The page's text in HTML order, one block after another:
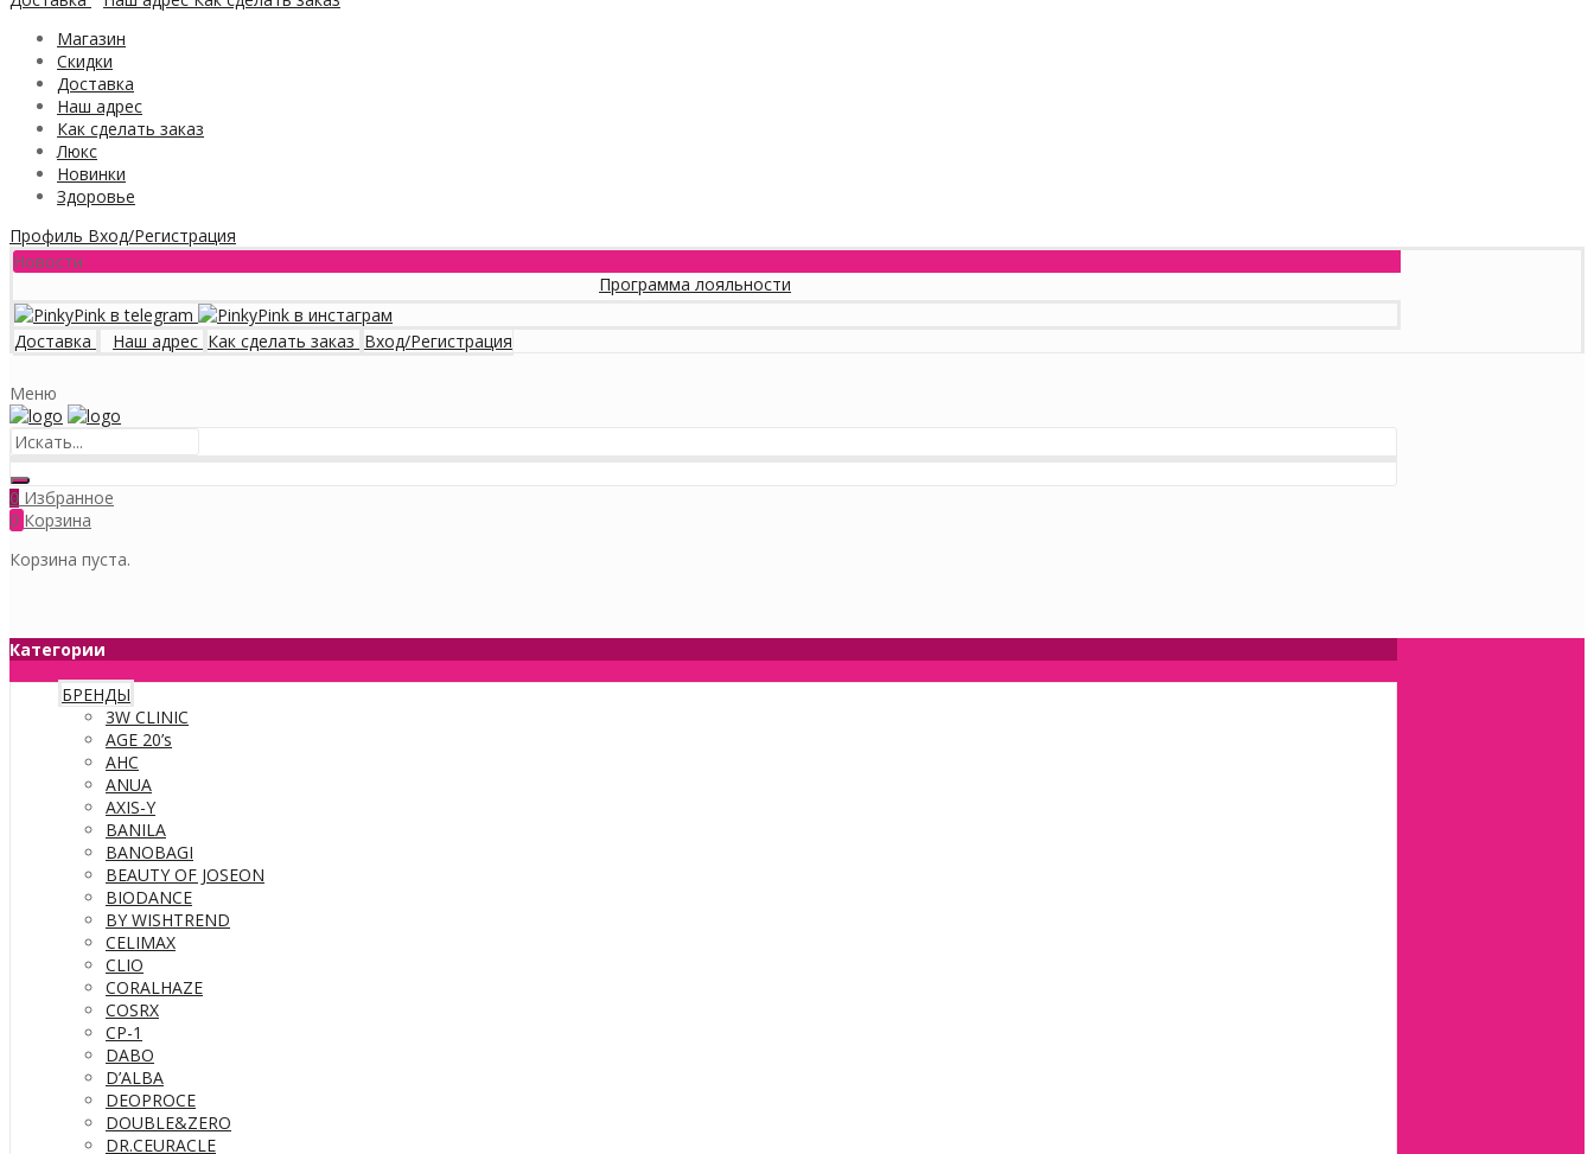
Магазин
Скидки
Доставка
Наш адрес
Как сделать заказ
Люкс
Новинки
Здоровье
Профиль Вход/Регистрация
Новости
Программа лояльности
Доставка Наш адрес Как сделать заказ Вход/Регистрация
Меню
0 Избранное
0 Корзина
Корзина пуста.
Категории
БРЕНДЫ
3W CLINIC
AGE 20’s
AHC
ANUA
AXIS-Y
BANILA
BANOBAGI
BEAUTY OF JOSEON
BIODANCE
BY WISHTREND
CELIMAX
CLIO
CORALHAZE
COSRX
CP-1
DABO
D’ALBA
DEOPROCE
DOUBLE&ZERO
DR.CEURACLE